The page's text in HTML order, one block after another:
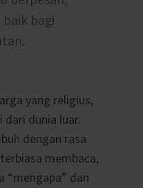
bagi
yang religius,
dunia luar.
dengan rasa
membaca,
“mengapa” dan